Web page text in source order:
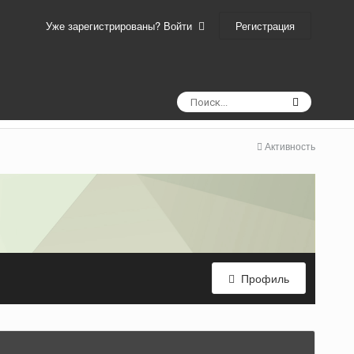
Уже зарегистрированы? Войти Регистрация
Активность
Профиль